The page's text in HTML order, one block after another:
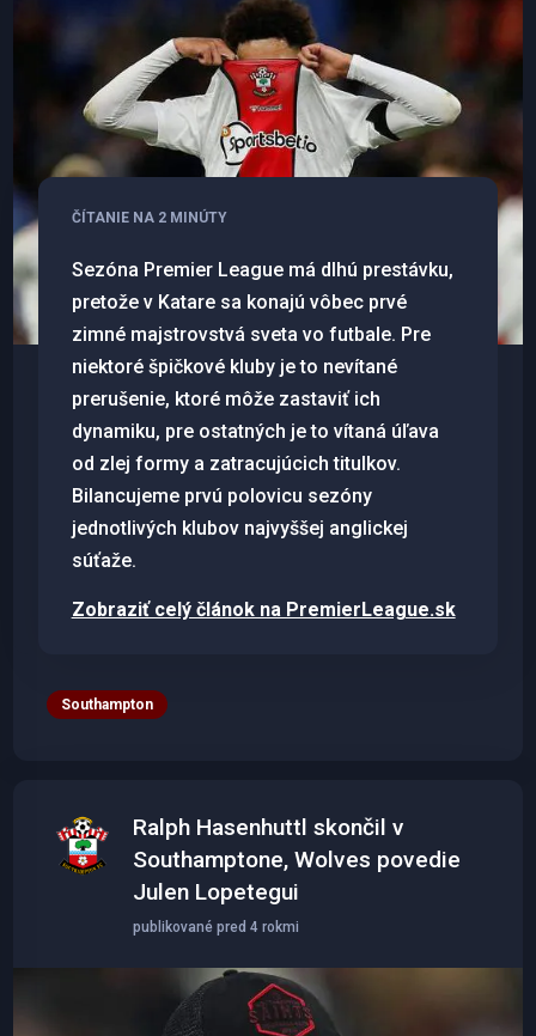
ČÍTANIE NA 2 MINÚTY
Sezóna Premier League má dlhú prestávku,
pretože v Katare sa konajú vôbec prvé
zimné majstrovstvá sveta vo futbale. Pre
niektoré špičkové kluby je to nevítané
prerušenie, ktoré môže zastaviť ich
dynamiku, pre ostatných je to vítaná úľava
od zlej formy a zatracujúcich titulkov.
Bilancujeme prvú polovicu sezóny
jednotlivých klubov najvyššej anglickej
súťaže.
Zobraziť celý článok na PremierLeague.sk
Southampton
Ralph Hasenhuttl skončil v
Southamptone, Wolves povedie
Julen Lopetegui
publikované pred 4 rokmi